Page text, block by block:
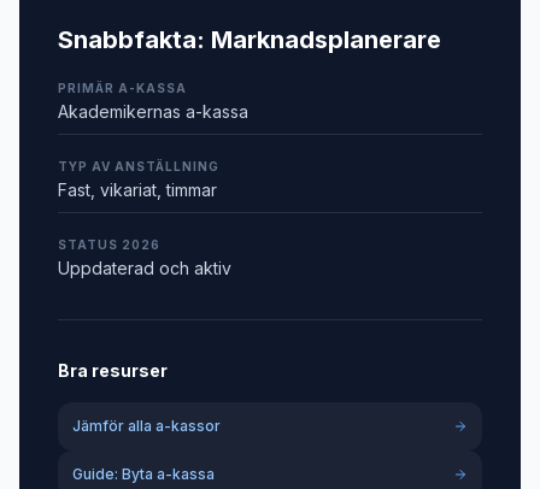
Snabbfakta: Marknadsplanerare
PRIMÄR A-KASSA
Akademikernas a-kassa
TYP AV ANSTÄLLNING
Fast, vikariat, timmar
STATUS 2026
Uppdaterad och aktiv
Bra resurser
Jämför alla a-kassor
Guide: Byta a-kassa